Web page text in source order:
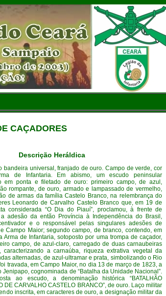
CAÇADORES
Descrição Heráldica
bandeira universal, franjado de ouro. Campo de verde, cor
de Infantaria. Em abismo, um escudo peninsular
em ponta e filetado de ouro: primeiro campo, de azul,
rompante, de ouro, armado e lampassado de vermelho,
de armas da família Castelo Branco, na relembrança do
Leonardo de Carvalho Castelo Branco que, em 19 de
considerada “O Dia do Piauí”, proclamou, à frente de
adesão da então Província à Independência do Brasil,
e o responsável pelas singulares adesões de
Campo Maior; segundo campo, de branco, contendo, em
Arma de Infantaria, sotoposto por uma trompa de caçador,
campo, de azul-claro, carregado de duas carnaubeiras
caracterizando a carnaúba, riqueza extrativa vegetal da
alternadas, de azul-ultramar e prata, simbolizando o Rio
travada, em Campo Maior, no dia 13 de março de 1823, a
Jenipapo, cognominada de “Batalha da Unidade Nacional”.
ao escudo, a denominação histórica “BATALHÃO
DE CARVALHO CASTELO BRANCO”, de ouro. Laço militar
inscrita, em caracteres de ouro, a designação militar da